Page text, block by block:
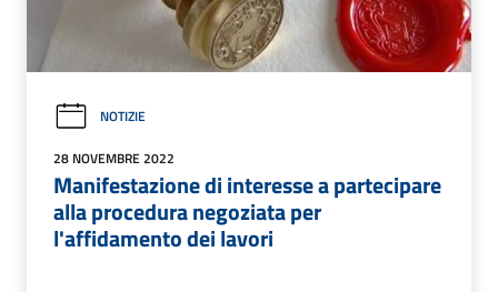
NOTIZIE
28 NOVEMBRE 2022
Manifestazione di interesse a partecipare
alla procedura negoziata per
l'affidamento dei lavori